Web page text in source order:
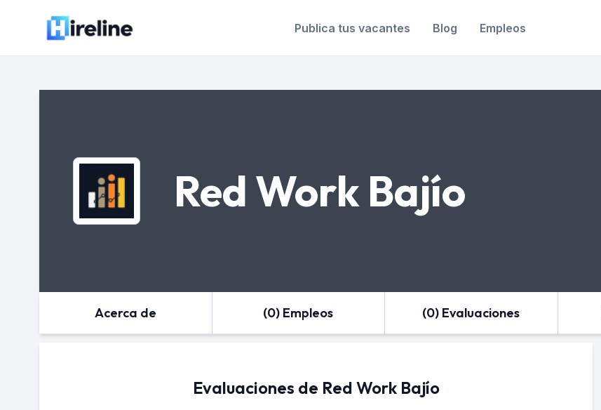
Publica tus vacantes Blog Empleos
Red Work Bajío
Acerca de (0) Empleos (0) Evaluaciones
Evaluaciones de Red Work Bajío